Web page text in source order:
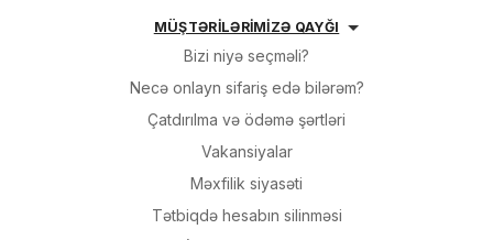
MÜŞTƏRİLƏRİMİZƏ QAYĞI
Bizi niyə seçməli?
Necə onlayn sifariş edə bilərəm?
Çatdırılma və ödəmə şərtləri
Vakansiyalar
Məxfilik siyasəti
Tətbiqdə hesabın silinməsi